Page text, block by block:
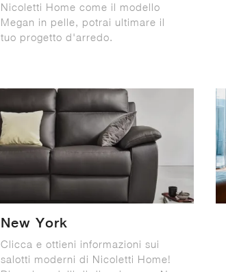
Nicoletti Home come il modello
Megan in pelle, potrai ultimare il
tuo progetto d'arredo.
New York
Clicca e ottieni informazioni sui
salotti moderni di Nicoletti Home!